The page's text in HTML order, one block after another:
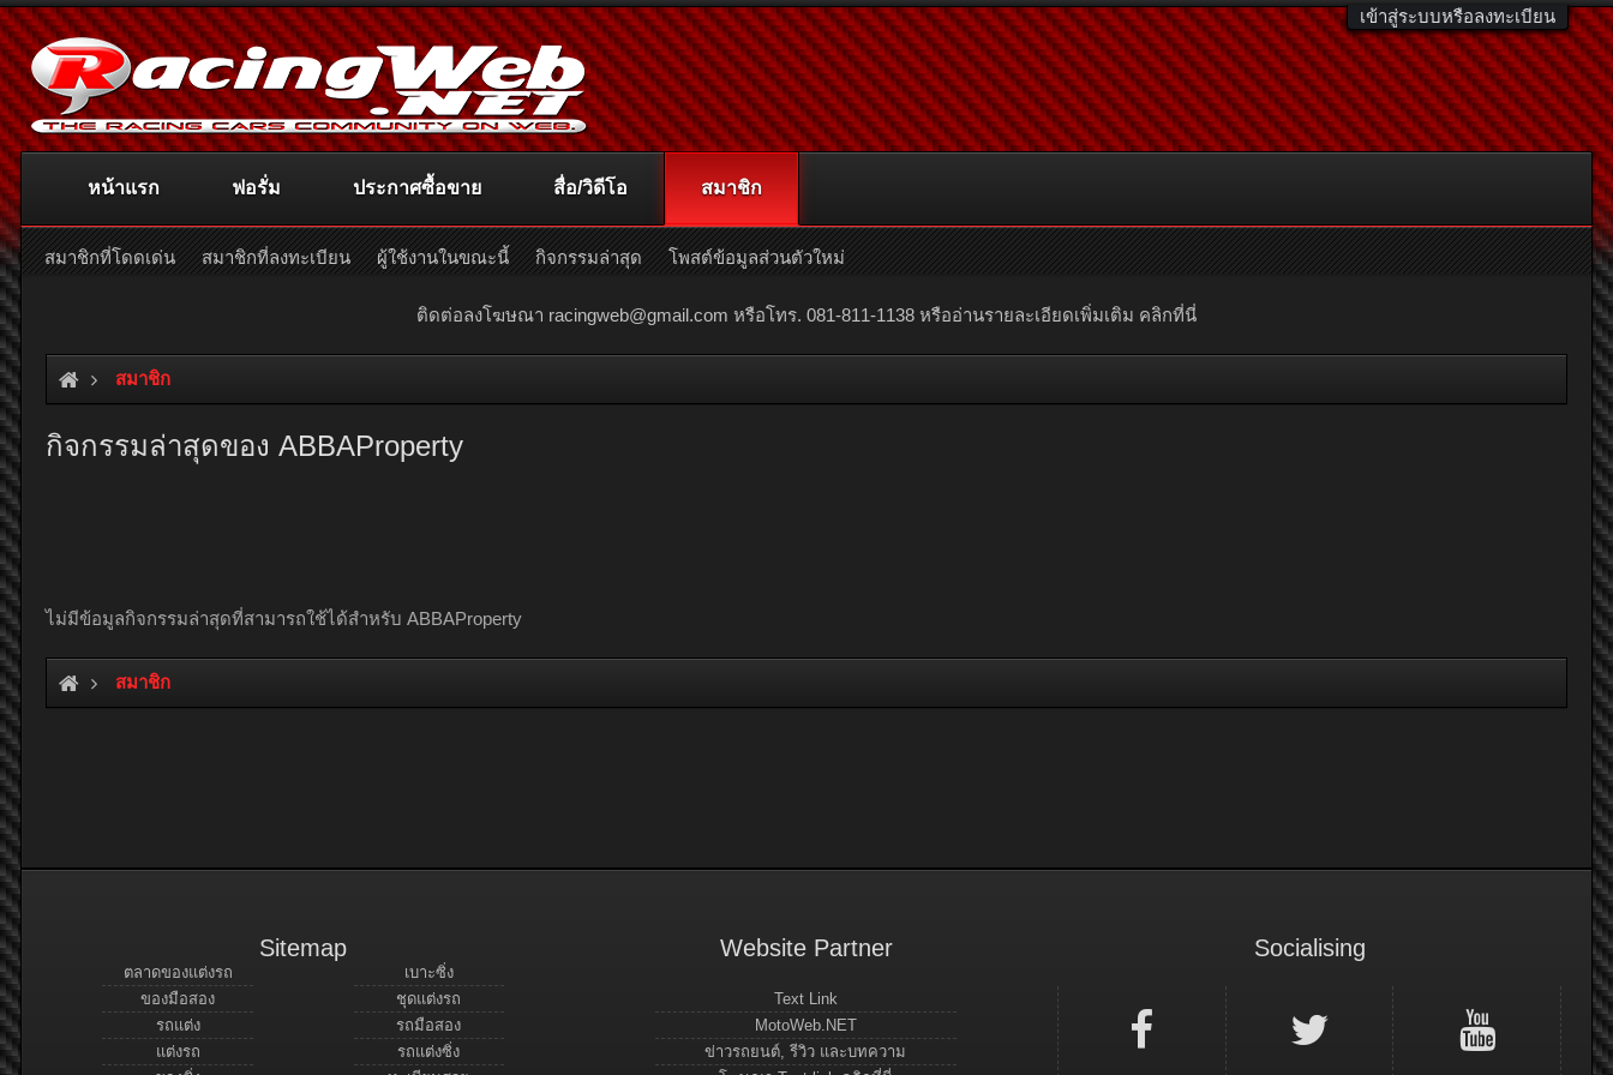
เข้าสู่ระบบหรือลงทะเบียน
ติดต่อลงโฆษณา racingweb@gmail.com หรือโทร. 081-811-1138 หรืออ่านรายละเอียดเพิ่มเติม คลิกที่นี่
สมาชิก
กิจกรรมล่าสุดของ ABBAProperty
ไม่มีข้อมูลกิจกรรมล่าสุดที่สามารถใช้ได้สำหรับ ABBAProperty
สมาชิก
หน้าแรก ฟอรั่ม ประกาศซื้อขาย สื่อ/วิดีโอ สมาชิก
สมาชิกที่โดดเด่น สมาชิกที่ลงทะเบียน ผู้ใช้งานในขณะนี้ กิจกรรมล่าสุด โพสต์ข้อมูลส่วนตัวใหม่
Sitemap
ตลาดของแต่งรถ
ของมือสอง
รถแต่ง
แต่งรถ
เบาะซิ่ง
ชุดแต่งรถ
รถมือสอง
รถแต่งซิ่ง
Website Partner
Text Link
MotoWeb.NET
ข่าวรถยนต์, รีวิว และบทความ
Socialising